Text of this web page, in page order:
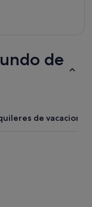
de
de vacaciones